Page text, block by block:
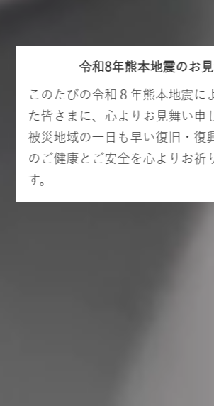
令和8年熊本地震のお
このたびの令和８年熊本地震に
た皆さまに、心よりお見舞い申
被災地域の一日も早い復旧・復
のご健康とご安全を心よりお祈
す。